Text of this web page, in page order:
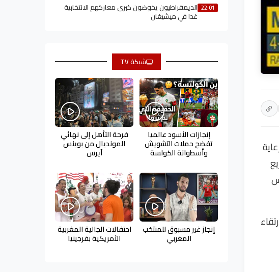
22:01 الديمقراطيون يخوضون كبرى معاركهم الانتخابية
غدا في ميشيغان
شبكة TV
إنجازات الأسود عالميا
تفضح حملات التشويش
وأسطوانة الكولسة
فرحة التأهل إلى نهائي
المونديال من بوينس
آيرس
إنجاز غير مسبوق للمنتخب
المغربي
احتفالات الجالية المغربية
الأمريكية بفرجينيا